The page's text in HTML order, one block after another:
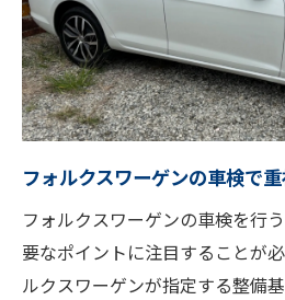
川越市で信頼される車検
スとは
地域密着型サービスの
長期的な信頼関係の築
川越市の整備工場の特
地域社会に貢献する整
アウディ・フォルク
安心感
フォルクスワーゲンの車検で
フォルクスワーゲンの車検を行
要なポイントに注目することが
ルクスワーゲンが指定する整備